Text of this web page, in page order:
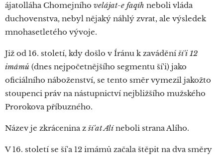
ájatolláha Chomejního velájat-e faqíh neboli vláda
duchovenstva, nebyl nějaký náhlý zvrat, ale výsledek
mnohasetletého vývoje.
Již od 16. století, kdy došlo v Íránu k zaváděníší'i 12
imámů (dnes nejpočetnějšího segmentu ší'i) jako
oficiálního náboženství, se tento směr vymezil jakožto
stoupenci práv na nástupnictví nejbližšího mužského
Prorokova příbuzného.
Název je zkrácenina zší'at Alíneboli strana Alího.
V 16. století se ší'a 12 imámů začala štěpit na dva směry